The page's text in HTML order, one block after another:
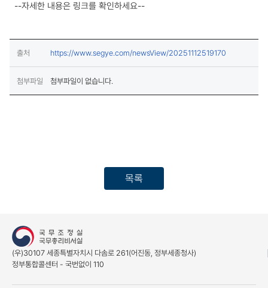
--자세한 내용은 링크를 확인하세요--
출처 https://www.segye.com/newsView/20251112519170
첨부파일 첨부파일이 없습니다.
목록
(우)30107 세종특별자치시 다솜로 261(어진동, 정부세종청사)
정부통합콜센터 - 국번없이 110